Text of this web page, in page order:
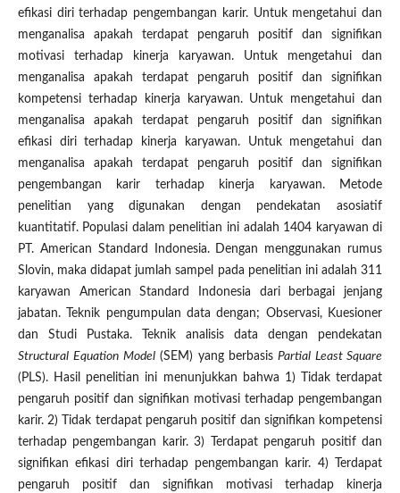
efikasi diri terhadap pengembangan karir. Untuk mengetahui dan
menganalisa apakah terdapat pengaruh positif dan signifikan
motivasi terhadap kinerja karyawan. Untuk mengetahui dan
menganalisa apakah terdapat pengaruh positif dan signifikan
kompetensi terhadap kinerja karyawan. Untuk mengetahui dan
menganalisa apakah terdapat pengaruh positif dan signifikan
efikasi diri terhadap kinerja karyawan. Untuk mengetahui dan
menganalisa apakah terdapat pengaruh positif dan signifikan
pengembangan karir terhadap kinerja karyawan. Metode
penelitian yang digunakan dengan pendekatan asosiatif
kuantitatif. Populasi dalam penelitian ini adalah 1404 karyawan di
PT. American Standard Indonesia. Dengan menggunakan rumus
Slovin, maka didapat jumlah sampel pada penelitian ini adalah 311
karyawan American Standard Indonesia dari berbagai jenjang
jabatan. Teknik pengumpulan data dengan; Observasi, Kuesioner
dan Studi Pustaka. Teknik analisis data dengan pendekatan
Structural Equation Model(SEM) yang berbasisPartial Least Square
(PLS). Hasil penelitian ini menunjukkan bahwa 1) Tidak terdapat
pengaruh positif dan signifikan motivasi terhadap pengembangan
karir. 2) Tidak terdapat pengaruh positif dan signifikan kompetensi
terhadap pengembangan karir. 3) Terdapat pengaruh positif dan
signifikan efikasi diri terhadap pengembangan karir. 4) Terdapat
pengaruh positif dan signifikan motivasi terhadap kinerja